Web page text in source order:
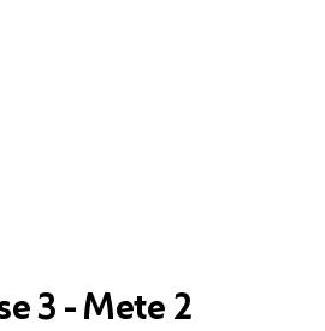
3 - Mete 2